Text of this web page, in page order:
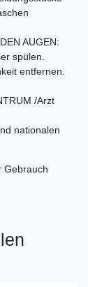
AUGEN:
spülen.
entfernen.
/Arzt
nationalen
Gebrauch